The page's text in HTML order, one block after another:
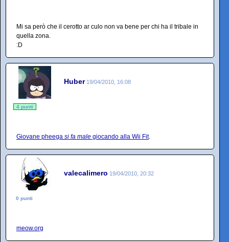
Mi sa però che il cerotto ar culo non va bene per chi ha il tribale in
quella zona.
:D
Huber 19/04/2010, 16:08
4 punti
Giovane pheega si fa male giocando alla Wii Fit.
valecalimero 19/04/2010, 20:32
0 punti
meow.org